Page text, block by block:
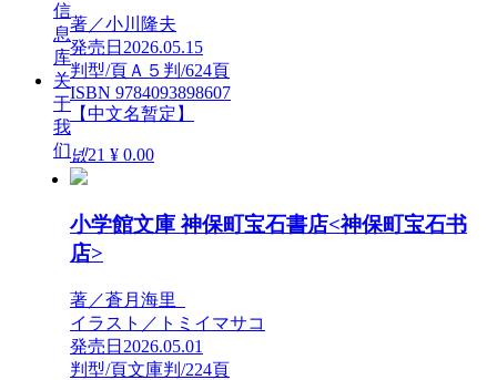
信
息
库
关
于
我
们
著／小川隆夫
発売日2026.05.15
判型/頁Ａ５判/624頁
ISBN 9784093898607
【中文名暂定】
넶21 ¥ 0.00
小学館文庫 神保町宝石書店<神保町宝石书
店>
著／蒼月海里
イラスト／トミイマサコ
発売日2026.05.01
判型/頁文庫判/224頁